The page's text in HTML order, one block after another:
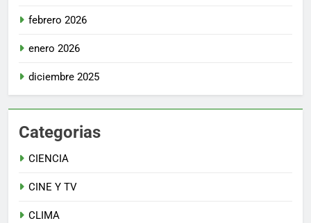
febrero 2026
enero 2026
diciembre 2025
Categorias
CIENCIA
CINE Y TV
CLIMA